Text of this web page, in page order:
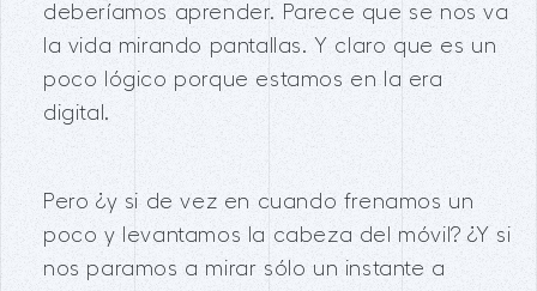
deberíamos aprender. Parece que se nos va
la vida mirando pantallas. Y claro que es un
poco lógico porque estamos en la era
digital.
Pero ¿y si de vez en cuando frenamos un
poco y levantamos la cabeza del móvil? ¿Y si
nos paramos a mirar sólo un instante a